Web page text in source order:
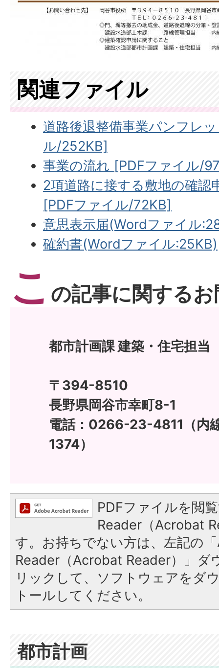
関連ファイル
道路後退整備事業パンフレ
ル/252KB]
事業の流れ [PDFファイル/
2項道路に接する敷地の確認
[PDFファイル/72KB]
意思表示届(Wordファイル
確約書(Wordファイル:25KB)
こ の記事に関する
都市計画課 建築・住宅担当
〒394-8510
長野県岡谷市幸町8-1
電話：0266-23-4811（内
1374）
PDFファイルを閲
Reader（Acrobat
す。お持ちでない方は、左記の
Reader（Acrobat Reader）」ダ
リックして、ソフトウェアをダ
トールしてください。
都市計画